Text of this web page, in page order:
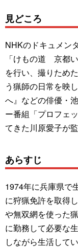
見どころ
NHKのドキュメン
「けもの道 京都
を行い、撮りため
う猟師の日常を映
へ』などの俳優・
ー番組「プロフェ
てきた川原愛子が
あらすじ
1974年に兵庫県で
に狩猟免許を取得
や無双網を使った
に勤務して必要な
しながら生活して